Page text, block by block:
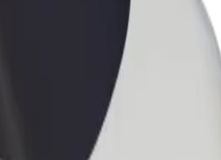
para tu viaje.